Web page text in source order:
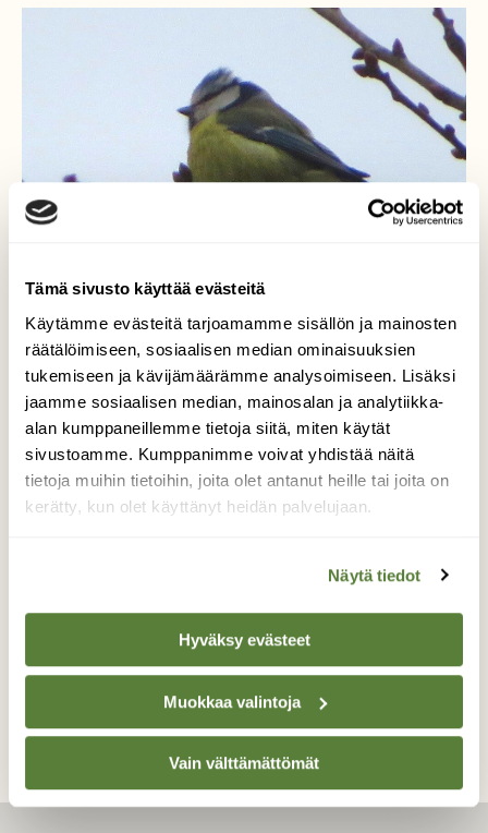
Tämä sivusto käyttää evästeitä
Käytämme evästeitä tarjoamamme sisällön ja mainosten
räätälöimiseen, sosiaalisen median ominaisuuksien
tukemiseen ja kävijämäärämme analysoimiseen. Lisäksi
jaamme sosiaalisen median, mainosalan ja analytiikka-
alan kumppaneillemme tietoja siitä, miten käytät
sivustoamme. Kumppanimme voivat yhdistää näitä
tietoja muihin tietoihin, joita olet antanut heille tai joita on
kerätty, kun olet käyttänyt heidän palvelujaan.
Näytä tiedot
Hyväksy evästeet
Muokkaa valintoja
Vain välttämättömät
Sinitiainen
Sinitiaisetkin laulavat jo keväisesti.
TAKAISIN LISTAAN